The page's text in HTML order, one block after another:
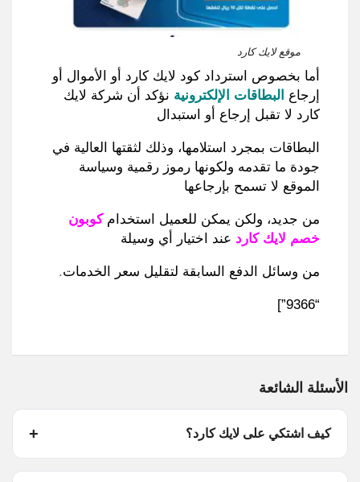
موقع لايك كارد
أما بخصوص استرداد كود لايك كارد أو الأموال أو
إرجاع البطاقات الإلكترونية نؤكد أن شركة لايك
كارد لا تقبل إرجاع أو استبدال
البطاقات بمجرد استلامها، وذلك لثقتها العالية في
جودة ما تقدمه ولكونها رموز رقمية وسياسة
الموقع لا تسمح بإرجاعها
من جديد، ولكن يمكن للعميل استخدامكوبون
خصم لايك كارد عند اختيار أي وسيلة
من وسائل الدفع السابقة لتقليل سعر الخدمات.
“9366”]
الأسئلة الشائعة
كيف اشتكي على لايك كارد؟